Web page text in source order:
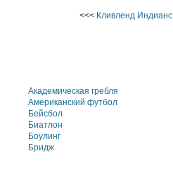
<<< Кливленд
Академическая гребля
Американский футбол
Бейсбол
Биатлон
Боулинг
Бридж